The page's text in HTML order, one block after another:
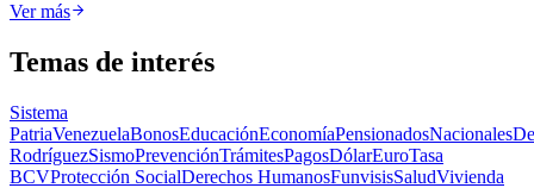
Ver más
Temas de interés
Sistema
PatriaVenezuelaBonosEducaciónEconomíaPensionadosNacionales
RodríguezSismoPrevenciónTrámitesPagosDólarEuroTasa
BCVProtección SocialDerechos HumanosFunvisisSaludVivienda